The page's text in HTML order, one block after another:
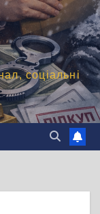
соціальні